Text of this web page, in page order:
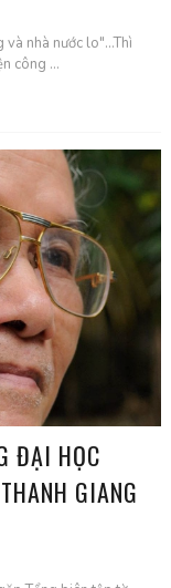
nhà nước lo"...Thì
công ...
ĐẠI HỌC
GIANG